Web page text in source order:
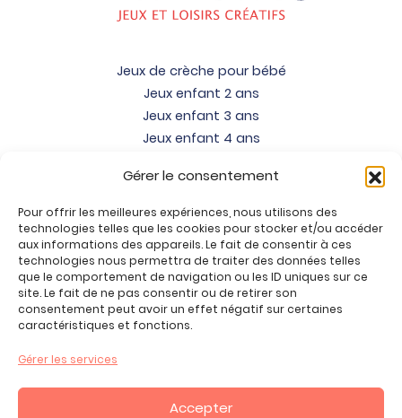
Gérer le consentement
Pour offrir les meilleures expériences, nous utilisons des
technologies telles que les cookies pour stocker et/ou accéder
aux informations des appareils. Le fait de consentir à ces
technologies nous permettra de traiter des données telles
que le comportement de navigation ou les ID uniques sur ce
site. Le fait de ne pas consentir ou de retirer son
consentement peut avoir un effet négatif sur certaines
caractéristiques et fonctions.
Gérer les services
Accepter
Jeux de crèche pour bébé
Jeux enfant 2 ans
Jeux enfant 3 ans
Jeux enfant 4 ans
Jeux enfant 6 ans
Jeux enfant 7 ans
Jeux enfant 8 ans
Jeux enfant 9 ans
Jeux enfant 10 ans
Jeux enfant 11 ans
Jeux enfant 12 ans
Promos jeux de loisirs créatifs
Plan du site
Contact